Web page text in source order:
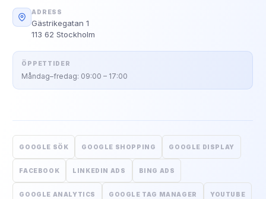
ADRESS
Gästrikegatan 1
113 62 Stockholm
ÖPPETTIDER
Måndag–fredag: 09:00 – 17:00
GOOGLE SÖK GOOGLE SHOPPING GOOGLE DISPLAY
FACEBOOK LINKEDIN ADS BING ADS
GOOGLE ANALYTICS GOOGLE TAG MANAGER YOUTUBE